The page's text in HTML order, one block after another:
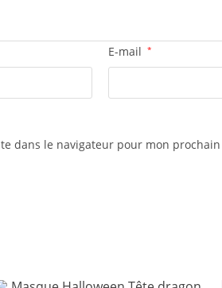
E-mail *
dans le navigateur pour mon